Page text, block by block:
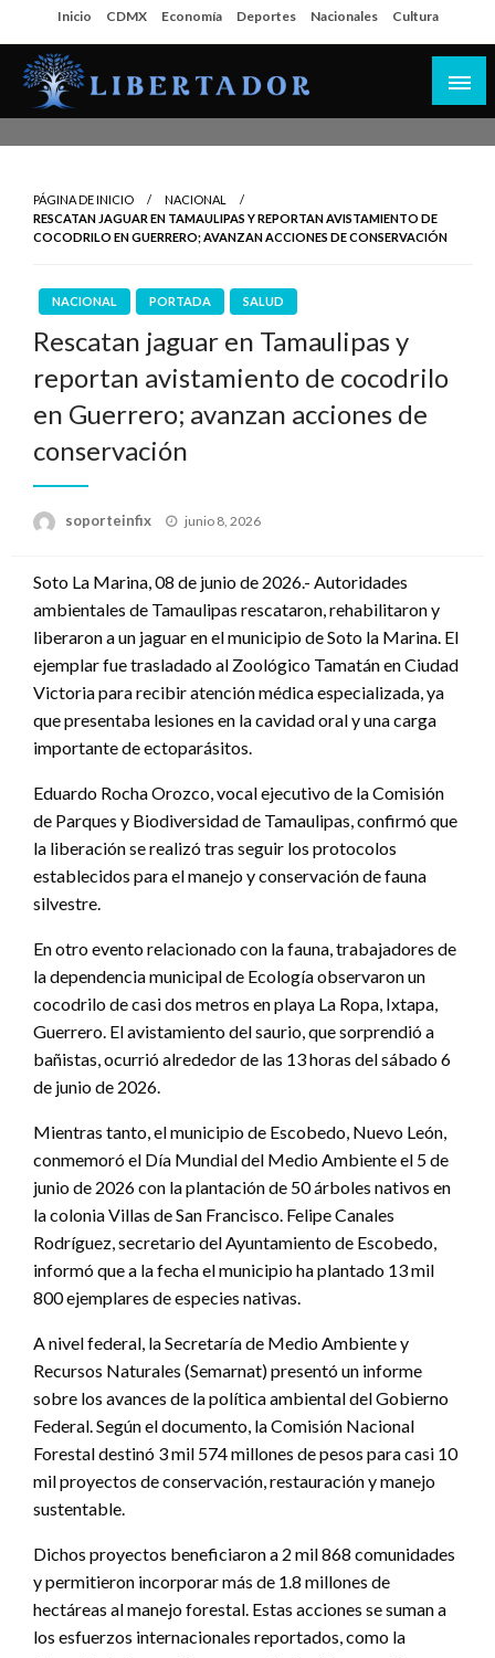
al
contenido
Inicio CDMX Economía Deportes Nacionales Cultura
PÁGINA DE INICIO
NACIONAL
RESCATAN JAGUAR EN TAMAULIPAS Y REPORTAN AVISTAMIENTO DE
COCODRILO EN GUERRERO; AVANZAN ACCIONES DE CONSERVACIÓN
NACIONAL PORTADA SALUD
Rescatan jaguar en Tamaulipas y
reportan avistamiento de cocodrilo
en Guerrero; avanzan acciones de
conservación
soporteinfix
Publicado
junio 8, 2026
Soto La Marina, 08 de junio de 2026.- Autoridades
ambientales de Tamaulipas rescataron, rehabilitaron y
liberaron a un jaguar en el municipio de Soto la Marina. El
ejemplar fue trasladado al Zoológico Tamatán en Ciudad
Victoria para recibir atención médica especializada, ya
que presentaba lesiones en la cavidad oral y una carga
importante de ectoparásitos.
Eduardo Rocha Orozco, vocal ejecutivo de la Comisión
de Parques y Biodiversidad de Tamaulipas, confirmó que
la liberación se realizó tras seguir los protocolos
establecidos para el manejo y conservación de fauna
silvestre.
En otro evento relacionado con la fauna, trabajadores de
la dependencia municipal de Ecología observaron un
cocodrilo de casi dos metros en playa La Ropa, Ixtapa,
Guerrero. El avistamiento del saurio, que sorprendió a
bañistas, ocurrió alrededor de las 13 horas del sábado 6
de junio de 2026.
Mientras tanto, el municipio de Escobedo, Nuevo León,
conmemoró el Día Mundial del Medio Ambiente el 5 de
junio de 2026 con la plantación de 50 árboles nativos en
la colonia Villas de San Francisco. Felipe Canales
Rodríguez, secretario del Ayuntamiento de Escobedo,
informó que a la fecha el municipio ha plantado 13 mil
800 ejemplares de especies nativas.
A nivel federal, la Secretaría de Medio Ambiente y
Recursos Naturales (Semarnat) presentó un informe
sobre los avances de la política ambiental del Gobierno
Federal. Según el documento, la Comisión Nacional
Forestal destinó 3 mil 574 millones de pesos para casi 10
mil proyectos de conservación, restauración y manejo
sustentable.
Dichos proyectos beneficiaron a 2 mil 868 comunidades
y permitieron incorporar más de 1.8 millones de
hectáreas al manejo forestal. Estas acciones se suman a
los esfuerzos internacionales reportados, como la